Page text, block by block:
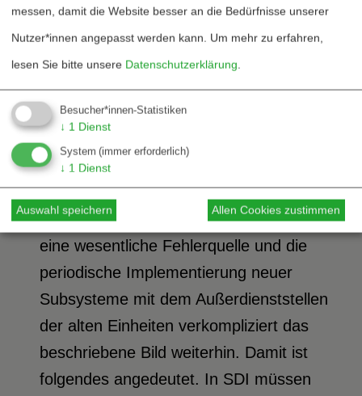
Steuereinheiten, nahezu vollständig
auszuschließen sind. Es wird sich
zeigen, daß dies unter
Kampfbedingungen, dem eigentlichen
Ereignis, bei dem das volle System
aktiviert wird, unmöglich ist.
Die Inkorporation großer Teilsysteme in
das SDI-Softwaresystem, die sich in
ihrer Struktur über Jahre verändern, ist
eine wesentliche Fehlerquelle und die
periodische Implementierung neuer
Subsysteme mit dem Außerdienststellen
der alten Einheiten verkompliziert das
beschriebene Bild weiterhin. Damit ist
folgendes angedeutet. In SDI müssen
messen, damit die Website besser an die Bedürfnisse unserer
Nutzer*innen angepasst werden kann. Um mehr zu erfahren,
lesen Sie bitte unsere Datenschutzerklärung.
Besucher*innen-Statistiken
↓ 1 Dienst
System (immer erforderlich)
↓ 1 Dienst
Auswahl speichern Allen Cookies zustimmen